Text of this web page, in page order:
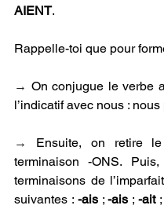
AIENT.
Rappelle-toi que pour
→ On conjugue le verbe
l’indicatif avec nous :
→ Ensuite, on retire
terminaison -ONS.
terminaisons de
suivantes : -ais ; -ais ; -ait ;